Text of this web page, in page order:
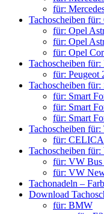
für:
Tachoscheiben
für: Opel
für: Opel
für: Opel
Tachoscheiben
für: Peugeot
Tachoscheiben
für: Smart
für: Smart
für: Smart
Tachoscheiben
für: CELICA
Tachoscheiben
für: VW Bus
für: VW
Tachonadeln –
Download
für: BMW